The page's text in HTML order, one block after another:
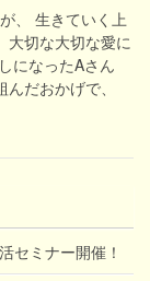
、 生きていく上
大切な大切な愛に
になったAさん
だおかげで、
セミナー開催！